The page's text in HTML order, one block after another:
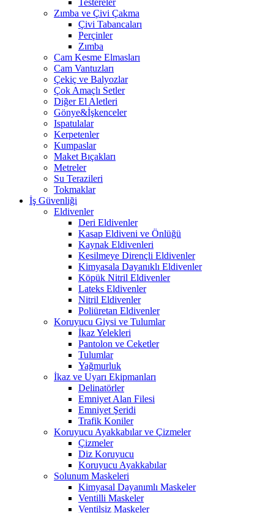
Testereler
Zımba ve Çivi Çakma
Çivi Tabancaları
Perçinler
Zımba
Cam Kesme Elmasları
Cam Vantuzları
Çekiç ve Balyozlar
Çok Amaçlı Setler
Diğer El Aletleri
Gönye&İşkenceler
Ispatulalar
Kerpetenler
Kumpaslar
Maket Bıçakları
Metreler
Su Terazileri
Tokmaklar
İş Güvenliği
Eldivenler
Deri Eldivenler
Kasap Eldiveni ve Önlüğü
Kaynak Eldivenleri
Kesilmeye Dirençli Eldivenler
Kimyasala Dayanıklı Eldivenler
Köpük Nitril Eldivenler
Lateks Eldivenler
Nitril Eldivenler
Poliüretan Eldivenler
Koruyucu Giysi ve Tulumlar
İkaz Yelekleri
Pantolon ve Ceketler
Tulumlar
Yağmurluk
İkaz ve Uyarı Ekipmanları
Delinatörler
Emniyet Alan Filesi
Emniyet Şeridi
Trafik Koniler
Koruyucu Ayakkabılar ve Çizmeler
Çizmeler
Diz Koruyucu
Koruyucu Ayakkabılar
Solunum Maskeleri
Kimyasal Dayanımlı Maskeler
Ventilli Maskeler
Ventilsiz Maskeler